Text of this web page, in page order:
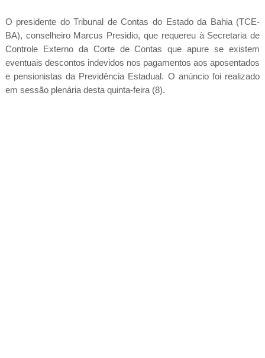
O presidente do Tribunal de Contas do Estado da Bahia (TCE-
BA), conselheiro Marcus Presidio, que requereu à Secretaria de
Controle Externo da Corte de Contas que apure se existem
eventuais descontos indevidos nos pagamentos aos aposentados
e pensionistas da Previdência Estadual. O anúncio foi realizado
em sessão plenária desta quinta-feira (8).